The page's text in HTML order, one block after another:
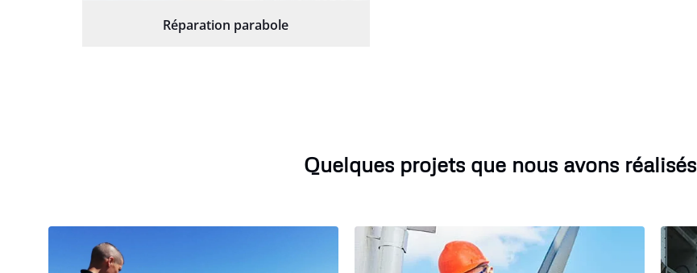
Réparation parabole
Quelques projets que nous avons réalisés